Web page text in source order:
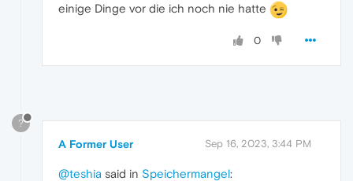
einige Dinge vor die ich noch nie hatte
0
?
A Former User Sep 16, 2023, 3:44 PM
@teshia said in Speichermangel: